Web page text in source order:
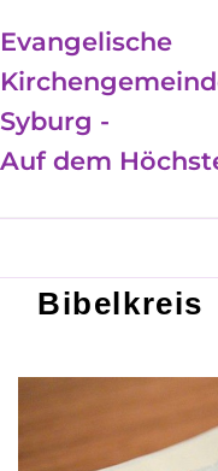
Evangelische
Syburg -
Auf dem
Bibelkreis